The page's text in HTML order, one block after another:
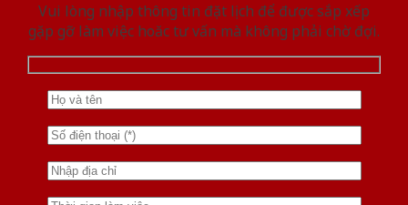
Vui lòng nhập thông tin đặt lịch để được sắp xếp
gặp gỡ làm việc hoăc tư vấn mà không phải chờ đợi.